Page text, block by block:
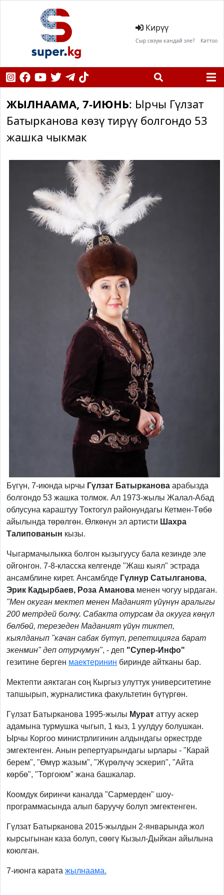
Кирүү
Сыр сөзүм кандай эле? Каттоо
ЖЫЛНААМА, 7-ИЮНЬ: Ырчы Гүлзат
Батырканова көзү тирүү болгондо 53
жашка чыкмак
Бүгүн, 7-июнда ырчы Гүлзат Батырканова арабызда
болгондо 53 жашка толмок. Ал 1973-жылы Жалал-Абад
облусуна караштуу Токтогул районундагы Кетмен-Төбө
айылында төрөлгөн. Өлкөнүн эл артисти Шахра
Талипованын кызы.
Чыгармачылыкка болгон кызыгуусу бала кезинде эле
ойгонгон. 7-8-класска келгенде "Жаш кыял" эстрада
ансамблине кирет. Ансамблде Гүлнур Сатылганова,
Эрик Кадырбаев, Роза Аманова менен чогуу ырдаган.
"Мен окуган мектеп менен Маданият үйүнүн аралыгы
200 метрдей болчу. Сабакта отурсам да окууга көңүл
бөлбөй, терезеден Маданият үйүн тиктеп,
кыялданып "качан сабак бүтүп, репетицияга барат
экенмин" деп отурчумун", - деп "Супер-Инфо"
гезитине берген маектеринин биринде айтканы бар.
Мектепти аяктаган соң Кыргыз улуттук университетине
тапшырып, журналистика факультетин бүтүргөн.
Гүлзат Батырканова 1995-жылы Мурат аттуу аскер
адамына турмушка чыгып, 1 кыз, 1 уулдуу болушкан.
Ырчы Коргоо министрлигинин алдындагы оркестрде
эмгектенген. Анын репертуарындагы ырлары - "Карай
берем", "Өмүр жазым", "Жүрөлүчү эскерип", "Айта
көрбө", "Торгоюм" жана башкалар.
Коомдук биринчи каналда "Сармерден" шоу-
программасында алып баруучу болуп эмгектенген.
Гүлзат Батырканова 2015-жылдын 2-январында жол
кырсыгынан каза болуп, сөөгү Кызыл-Дыйкан айылына
коюлган.
7-июнга карата жылнаама.